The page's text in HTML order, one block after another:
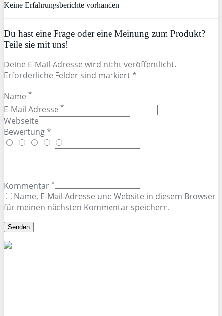
Keine Erfahrungsberichte vorhanden
Du hast eine Frage oder eine Meinung zum Produkt?
Teile sie mit uns!
Deine E-Mail-Adresse wird nicht veröffentlicht.
Erforderliche Felder sind markiert *
Name *
E-Mail Adresse *
Webseite
Bewertung *
Kommentar *
Name, E-Mail-Adresse und Website in diesem Browser
für meinen nächsten Kommentar speichern.